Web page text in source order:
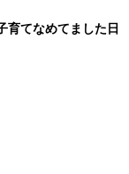
育てなめてました日